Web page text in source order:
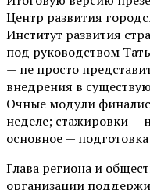
Центр развития
Институт развития
под руководством
— не просто
внедрения в
Очные модули
неделе; стажировки —
основное —
Глава региона и
организации